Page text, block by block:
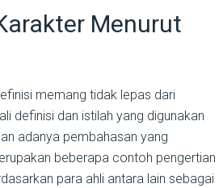
Menurut
memang tidak lepas dari
definisi dan istilah yang digunakan
adanya pembahasan yang
beberapa contoh pengertian
para ahli antara lain sebagai